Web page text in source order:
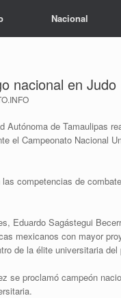
Nacional
nacional en Judo
Autónoma de Tamaulipas
el Campeonato Nacional
competencias de
Eduardo Sagástegui
mexicanos con mayor
de la élite universitaria del
se proclamó campeón